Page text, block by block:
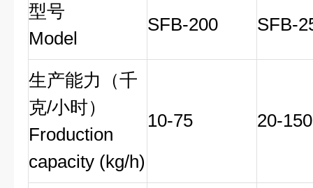
型号
Model
SFB-200 SFB-
生产能力（千
克/小时）
Froduction
capacity (kg/h)
10-75 20-150